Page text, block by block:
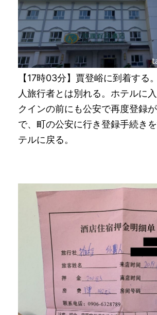
【17時03分】賈登峪に到着する
人旅行者とは別れる。ホテルに
クインの前にも公安で再度登録
で、町の公安に行き登録手続き
テルに戻る。